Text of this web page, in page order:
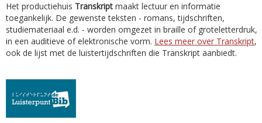
Het productiehuis Transkript maakt lectuur en informatie
toegankelijk. De gewenste teksten - romans, tijdschriften,
studiemateriaal e.d. - worden omgezet in braille of groteletterdruk,
in een auditieve of elektronische vorm. Lees meer over Transkript,
ook de lijst met de luistertijdschriften die Transkript aanbiedt.